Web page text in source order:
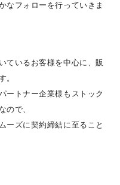
なフォローを行っていきま
いるお客様を中心に、販
。
トナー企業様もストック
ので、
ーズに契約締結に至ること